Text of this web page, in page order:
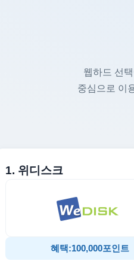
웹하드 선
중심으로 이
1. 위디스크
혜택:100,000포인트